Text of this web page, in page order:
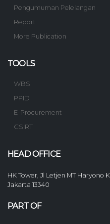
Pengumuman Pelelangan
Report
More Publication
TOOLS
WBS
PPID
E-Procurement
CSIRT
HEAD OFFICE
HK Tower, Jl Letjen MT Haryono
Jakarta 13340
PART OF